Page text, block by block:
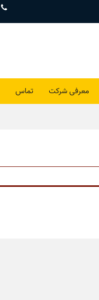
معرفی شرکت تماس